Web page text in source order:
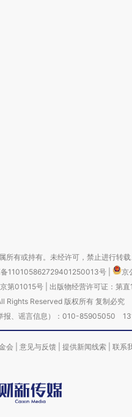
有或持有。未经许可，禁止进行转载
备110105862729401250013号
京
第01015号| 出版物经营许可证：第
Rights Reserved 版权所有 复制必究
报、谣言信息）：010-85905050
会 意见与反馈 提供新闻线索 联系